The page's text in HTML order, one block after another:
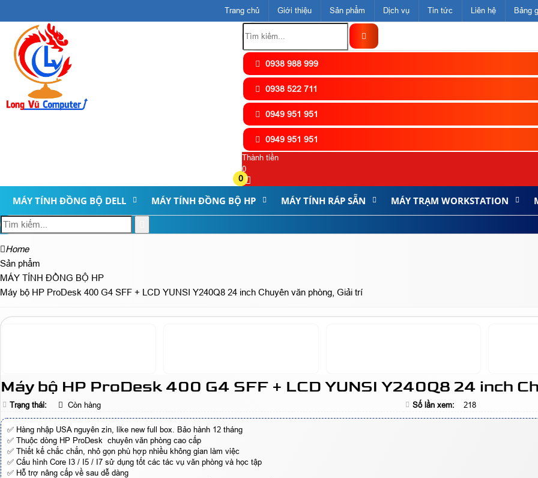
Trang chủ Giới thiệu Sản phẩm Dịch vụ Tin tức Liên hệ Bảng
0938 988 999
0938 522 711
0949 951 951
0949 951 951
Thành tiền
0
0
MÁY TÍNH ĐỒNG BỘ DELL MÁY TÍNH ĐỒNG BỘ HP MÁY TÍNH RÁP SẴN MÁY TRẠM WORKSTATION
Home
Sản phẩm
MÁY TÍNH ĐỒNG BỘ HP
Máy bộ HP ProDesk 400 G4 SFF + LCD YUNSI Y240Q8 24 inch Chuyên văn phòng, Giải trí
Máy bộ HP ProDesk 400 G4 SFF + LCD YUNSI Y240Q8 24 inch
Trạng thái: Còn hàng Số lần xem: 218
✅ Hàng nhập USA nguyên zin, like new full box. Bảo hành 12 tháng
✅ Thuộc dòng HP ProDesk chuyên văn phòng cao cấp
✅ Thiết kế chắc chắn, nhỏ gọn phù hợp nhiều không gian làm việc
✅ Cấu hình Core I3 / I5 / I7 sử dụng tốt các tác vụ văn phòng và học tập
✅ Hỗ trợ nâng cấp về sau dễ dàng